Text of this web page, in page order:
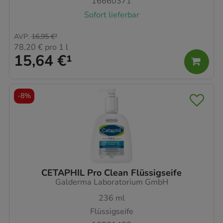
zu gestalten. Bitte beachten Sie, dass Daten hierfür
Medien übertragen werden.
Sofort lieferbar
15,64 €¹
AVP: 16,95 €²
78,20 € pro 1 l
CETAPHIL Pro Clean Flüssigseife
Galderma Laboratorium GmbH
236 ml
Flüssigseife
-8%